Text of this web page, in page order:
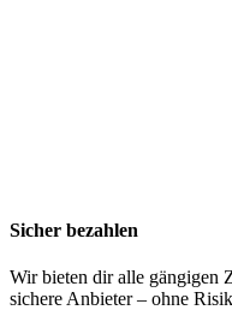
Sicher bezahlen
Wir bieten dir alle gängigen
sichere Anbieter – ohne